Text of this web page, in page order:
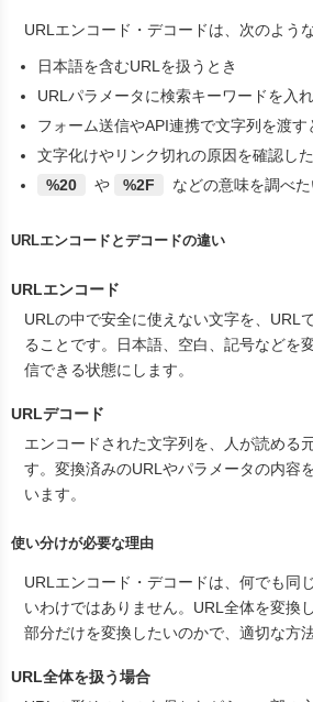
URLエンコード・デコードは、次のよう
日本語を含むURLを扱うとき
URLパラメータに検索キーワードを入
フォーム送信やAPI連携で文字列を渡す
文字化けやリンク切れの原因を確認し
%20
や %2F などの意味を調べた
URLエンコードとデコードの違い
URLエンコード
URLの中で安全に使えない文字を、URL
ることです。日本語、空白、記号などを
信できる状態にします。
URLデコード
エンコードされた文字列を、人が読める
す。変換済みのURLやパラメータの内容
います。
使い分けが必要な理由
URLエンコード・デコードは、何でも同
いわけではありません。URL全体を変換
部分だけを変換したいのかで、適切な方
URL全体を扱う場合